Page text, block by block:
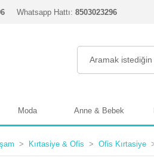
Whatsapp Hattı: 8503023296
Moda Anne & Bebek
Kırtasiye & Ofis Ofis Kırtasiye